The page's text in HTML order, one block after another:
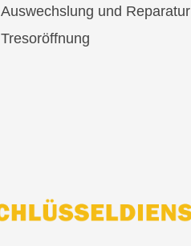
Auswechslung und Reparatur
Tresoröffnung